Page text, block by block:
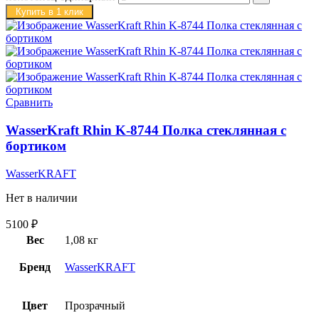
Купить в 1 клик
Сравнить
WasserKraft Rhin K-8744 Полка стеклянная с
бортиком
WasserKRAFT
Нет в наличии
5100 ₽
Вес
1,08 кг
Бренд WasserKRAFT
Цвет Прозрачный